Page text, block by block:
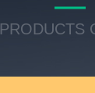
PRODUCTS